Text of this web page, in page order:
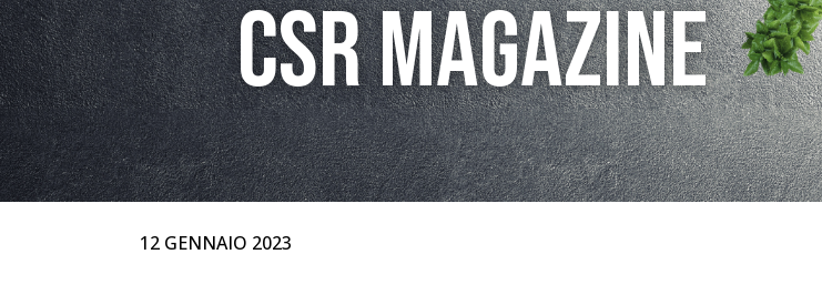
CSR MAGAZINE
12 GENNAIO 2023